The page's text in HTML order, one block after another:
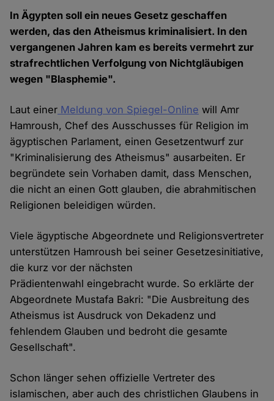
In Ägypten soll ein neues Gesetz geschaffen
werden, das den Atheismus kriminalisiert. In den
vergangenen Jahren kam es bereits vermehrt zur
strafrechtlichen Verfolgung von Nichtgläubigen
wegen "Blasphemie".
Laut einer Meldung von Spiegel-Online will Amr
Hamroush, Chef des Ausschusses für Religion im
ägyptischen Parlament, einen Gesetzentwurf zur
"Kriminalisierung des Atheismus" ausarbeiten. Er
begründete sein Vorhaben damit, dass Menschen,
die nicht an einen Gott glauben, die abrahmitischen
Religionen beleidigen würden.
Viele ägyptische Abgeordnete und Religionsvertreter
unterstützen Hamroush bei seiner Gesetzesinitiative,
die kurz vor der nächsten
Prädientenwahl eingebracht wurde. So erklärte der
Abgeordnete Mustafa Bakri: "Die Ausbreitung des
Atheismus ist Ausdruck von Dekadenz und
fehlendem Glauben und bedroht die gesamte
Gesellschaft".
Schon länger sehen offizielle Vertreter des
islamischen, aber auch des christlichen Glaubens in